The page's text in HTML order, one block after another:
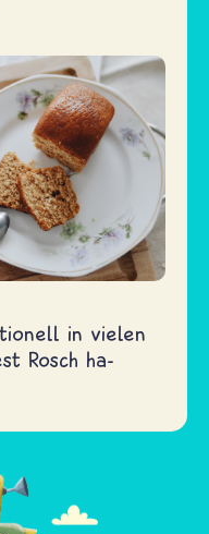
in vielen
Rosch ha-